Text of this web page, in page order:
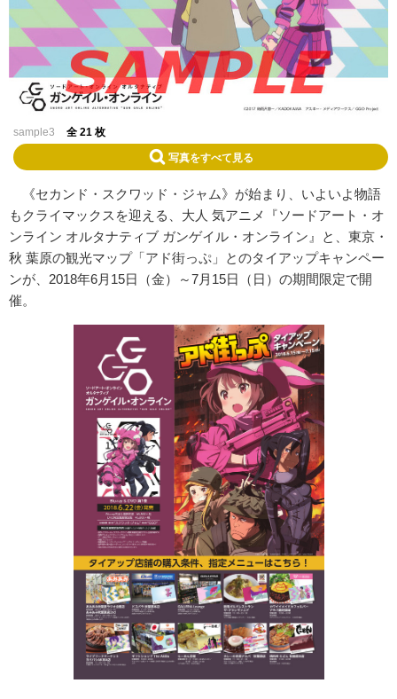
sample3 全 21 枚
写真をすべて見る
《セカンド・スクワッド・ジャム》が始まり、いよいよ物語
もクライマックスを迎える、大人 気アニメ『ソードアート・オ
ンライン オルタナティブ ガンゲイル・オンライン』と、東京・
秋 葉原の観光マップ「アド街っぷ」とのタイアップキャンペー
ンが、2018年6月15日（金）～7月15日（日）の期間限定で開
催。